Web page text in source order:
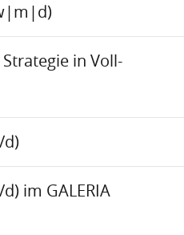
in Voll-
im GALERIA